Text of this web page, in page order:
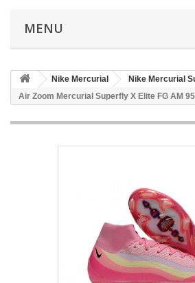
MENU
Nike Mercurial Nike Mercurial
Air Zoom Mercurial Superfly X Elite FG AM